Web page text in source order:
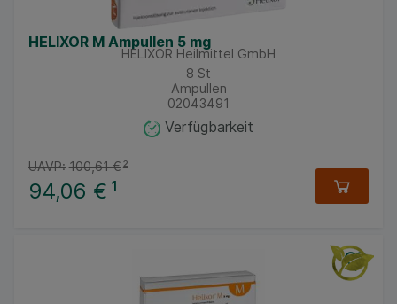
HELIXOR M Ampullen 5 mg
HELIXOR Heilmittel GmbH
8 St
Ampullen
02043491
Verfügbarkeit
94,06 € ¹
UAVP: 100,61 €²